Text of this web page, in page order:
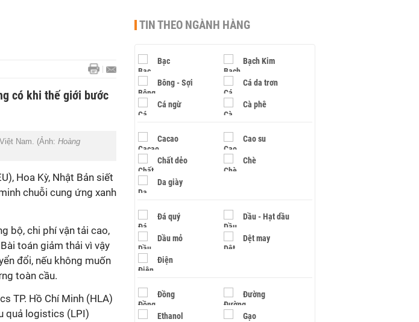
có khi thế giới bước
Nam. (Ảnh: Hoàng
Hoa Kỳ, Nhật Bản siết
chuỗi cung ứng xanh
bộ, chi phí vận tải cao,
toán giảm thải vì vậy
đổi, nếu không muốn
toàn cầu.
TP. Hồ Chí Minh (HLA)
quả logistics (LPI)
TIN THEO NGÀNH HÀNG
Bạc Bạch Kim
Bông - Sợi Cá da trơn
Cá ngừ Cà phê
Cacao Cao su
Chất dẻo Chè
Da giày
Đá quý Dầu - Hạt dầu
Dầu mỏ Dệt may
Điện
Đồng Đường
Ethanol Gạo